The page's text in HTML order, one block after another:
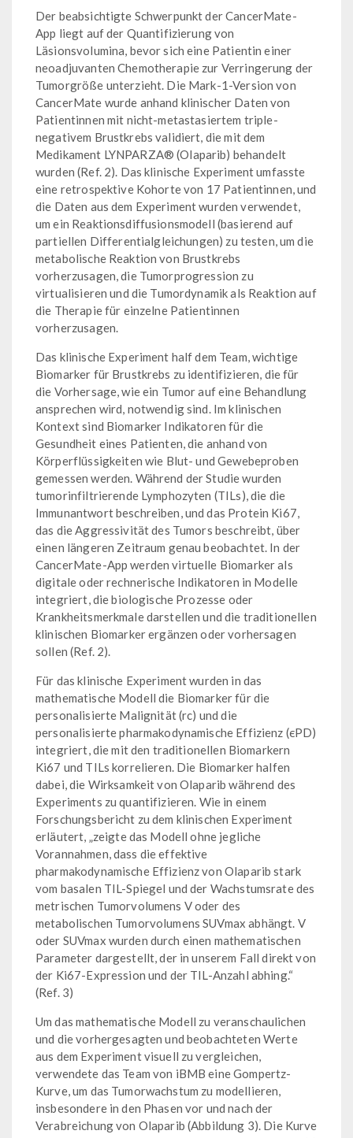
Der beabsichtigte Schwerpunkt der CancerMate-
App liegt auf der Quantifizierung von
Läsionsvolumina, bevor sich eine Patientin einer
neoadjuvanten Chemotherapie zur Verringerung der
Tumorgröße unterzieht. Die Mark-1-Version von
CancerMate wurde anhand klinischer Daten von
Patientinnen mit nicht-metastasiertem triple-
negativem Brustkrebs validiert, die mit dem
Medikament LYNPARZA® (Olaparib) behandelt
wurden (Ref. 2). Das klinische Experiment umfasste
eine retrospektive Kohorte von 17 Patientinnen, und
die Daten aus dem Experiment wurden verwendet,
um ein Reaktionsdiffusionsmodell (basierend auf
partiellen Differentialgleichungen) zu testen, um die
metabolische Reaktion von Brustkrebs
vorherzusagen, die Tumorprogression zu
virtualisieren und die Tumordynamik als Reaktion auf
die Therapie für einzelne Patientinnen
vorherzusagen.
Das klinische Experiment half dem Team, wichtige
Biomarker für Brustkrebs zu identifizieren, die für
die Vorhersage, wie ein Tumor auf eine Behandlung
ansprechen wird, notwendig sind. Im klinischen
Kontext sind Biomarker Indikatoren für die
Gesundheit eines Patienten, die anhand von
Körperflüssigkeiten wie Blut- und Gewebeproben
gemessen werden. Während der Studie wurden
tumorinfiltrierende Lymphozyten (TILs), die die
Immunantwort beschreiben, und das Protein Ki67,
das die Aggressivität des Tumors beschreibt, über
einen längeren Zeitraum genau beobachtet. In der
CancerMate-App werden virtuelle Biomarker als
digitale oder rechnerische Indikatoren in Modelle
integriert, die biologische Prozesse oder
Krankheitsmerkmale darstellen und die traditionellen
klinischen Biomarker ergänzen oder vorhersagen
sollen (Ref. 2).
Für das klinische Experiment wurden in das
mathematische Modell die Biomarker für die
personalisierte Malignität (rc) und die
personalisierte pharmakodynamische Effizienz (ϵPD)
integriert, die mit den traditionellen Biomarkern
Ki67 und TILs korrelieren. Die Biomarker halfen
dabei, die Wirksamkeit von Olaparib während des
Experiments zu quantifizieren. Wie in einem
Forschungsbericht zu dem klinischen Experiment
erläutert, „zeigte das Modell ohne jegliche
Vorannahmen, dass die effektive
pharmakodynamische Effizienz von Olaparib stark
vom basalen TIL-Spiegel und der Wachstumsrate des
metrischen Tumorvolumens V oder des
metabolischen Tumorvolumens SUVmax abhängt. V
oder SUVmax wurden durch einen mathematischen
Parameter dargestellt, der in unserem Fall direkt von
der Ki67-Expression und der TIL-Anzahl abhing.“
(Ref. 3)
Um das mathematische Modell zu veranschaulichen
und die vorhergesagten und beobachteten Werte
aus dem Experiment visuell zu vergleichen,
verwendete das Team von iBMB eine Gompertz-
Kurve, um das Tumorwachstum zu modellieren,
insbesondere in den Phasen vor und nach der
Verabreichung von Olaparib (Abbildung 3). Die Kurve